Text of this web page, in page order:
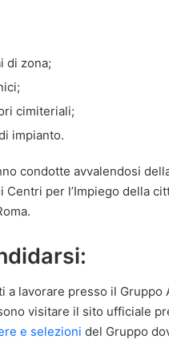
di zona;
cimiteriali;
impianto.
condotte avvalendosi
Centri per l’Impiego della
a lavorare presso il Gruppo
visitare il sito ufficiale
e selezioni del Gruppo